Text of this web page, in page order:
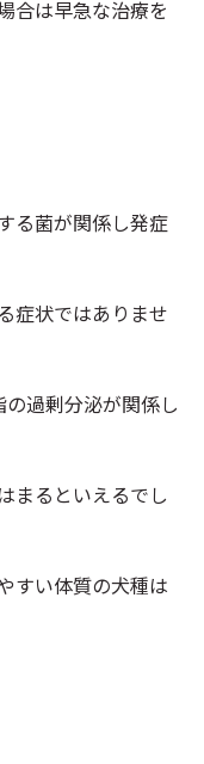
合は早急な治療を
る菌が関係し発症
症状ではありませ
過剰分泌が関係し
まるといえるでし
すい体質の犬種は